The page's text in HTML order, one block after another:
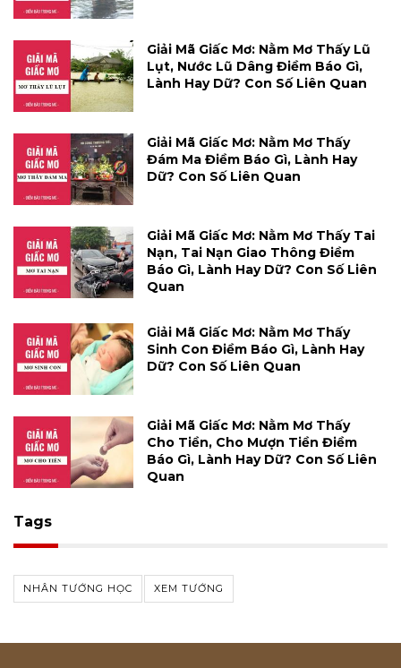
Giải Mã Giấc Mơ: Nằm Mơ Thấy Lũ
Lụt, Nước Lũ Dâng Điềm Báo Gì,
Lành Hay Dữ? Con Số Liên Quan
Giải Mã Giấc Mơ: Nằm Mơ Thấy
Đám Ma Điềm Báo Gì, Lành Hay
Dữ? Con Số Liên Quan
Giải Mã Giấc Mơ: Nằm Mơ Thấy Tai
Nạn, Tai Nạn Giao Thông Điềm
Báo Gì, Lành Hay Dữ? Con Số Liên
Quan
Giải Mã Giấc Mơ: Nằm Mơ Thấy
Sinh Con Điềm Báo Gì, Lành Hay
Dữ? Con Số Liên Quan
Giải Mã Giấc Mơ: Nằm Mơ Thấy
Cho Tiền, Cho Mượn Tiền Điềm
Báo Gì, Lành Hay Dữ? Con Số Liên
Quan
Tags
NHÂN TƯỚNG HỌC XEM TƯỚNG